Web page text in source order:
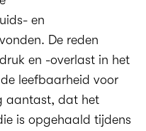
en
De reden
en -overlast in het
leefbaarheid voor
aantast, dat het
is opgehaald tijdens